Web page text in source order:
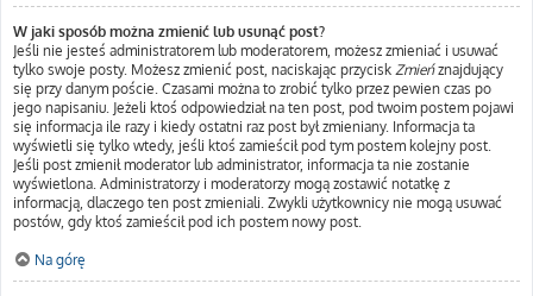
W jaki sposób można zmienić lub usunąć post?
Jeśli nie jesteś administratorem lub moderatorem, możesz zmieniać i usuwać
tylko swoje posty. Możesz zmienić post, naciskając przycisk Zmieńznajdujący
się przy danym poście. Czasami można to zrobić tylko przez pewien czas po
jego napisaniu. Jeżeli ktoś odpowiedział na ten post, pod twoim postem pojawi
się informacja ile razy i kiedy ostatni raz post był zmieniany. Informacja ta
wyświetli się tylko wtedy, jeśli ktoś zamieścił pod tym postem kolejny post.
Jeśli post zmienił moderator lub administrator, informacja ta nie zostanie
wyświetlona. Administratorzy i moderatorzy mogą zostawić notatkę z
informacją, dlaczego ten post zmieniali. Zwykli użytkownicy nie mogą usuwać
postów, gdy ktoś zamieścił pod ich postem nowy post.
Na górę